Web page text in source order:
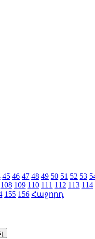
45 46 47 48 49 50 51 52 53
108 109 110 111 112 113 114
155 156 Հաջորդ